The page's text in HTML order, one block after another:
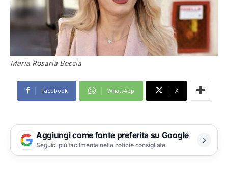
Maria Rosaria Boccia
Facebook WhatsApp X
Aggiungi come fonte preferita su Google
Seguici più facilmente nelle notizie consigliate